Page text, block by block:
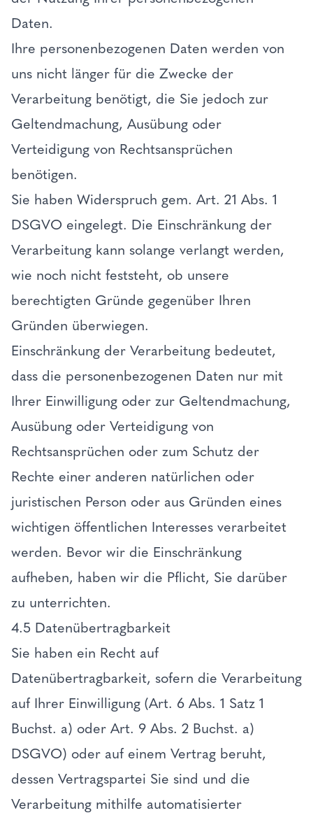
Daten.
Ihre personenbezogenen Daten werden von
uns nicht länger für die Zwecke der
Verarbeitung benötigt, die Sie jedoch zur
Geltendmachung, Ausübung oder
Verteidigung von Rechtsansprüchen
benötigen.
Sie haben Widerspruch gem. Art. 21 Abs. 1
DSGVO eingelegt. Die Einschränkung der
Verarbeitung kann solange verlangt werden,
wie noch nicht feststeht, ob unsere
berechtigten Gründe gegenüber Ihren
Gründen überwiegen.
Einschränkung der Verarbeitung bedeutet,
dass die personenbezogenen Daten nur mit
Ihrer Einwilligung oder zur Geltendmachung,
Ausübung oder Verteidigung von
Rechtsansprüchen oder zum Schutz der
Rechte einer anderen natürlichen oder
juristischen Person oder aus Gründen eines
wichtigen öffentlichen Interesses verarbeitet
werden. Bevor wir die Einschränkung
aufheben, haben wir die Pflicht, Sie darüber
zu unterrichten.
4.5 Datenübertragbarkeit
Sie haben ein Recht auf
Datenübertragbarkeit, sofern die Verarbeitung
auf Ihrer Einwilligung (Art. 6 Abs. 1 Satz 1
Buchst. a) oder Art. 9 Abs. 2 Buchst. a)
DSGVO) oder auf einem Vertrag beruht,
dessen Vertragspartei Sie sind und die
Verarbeitung mithilfe automatisierter